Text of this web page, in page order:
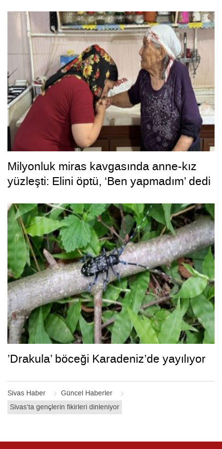
Sivas Haber
Güncel Haberler
Sivas’ta gençlerin fikirleri dinleniyor
Milyonluk miras kavgasında anne-kız
yüzleşti: Elini öptü, ‘Ben yapmadım’ dedi
’Drakula’ böceği Karadeniz’de yayılıyor